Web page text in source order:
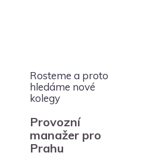
Rosteme a proto
hledáme nové
kolegy
Provozní
manažer pro
Prahu